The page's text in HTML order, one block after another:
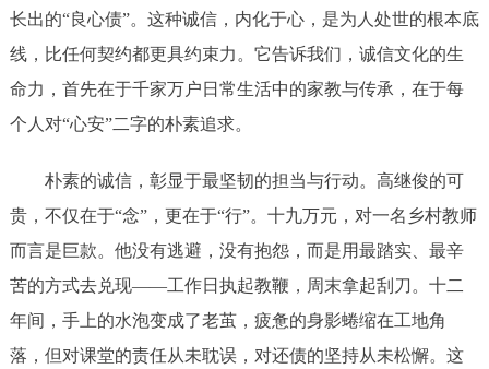
长出的“良心债”。这种诚信，内化于心，是为人处世的根本底
线，比任何契约都更具约束力。它告诉我们，诚信文化的生
命力，首先在于千家万户日常生活中的家教与传承，在于每
个人对“心安”二字的朴素追求。
朴素的诚信，彰显于最坚韧的担当与行动。高继俊的可
贵，不仅在于“念”，更在于“行”。十九万元，对一名乡村教师
而言是巨款。他没有逃避，没有抱怨，而是用最踏实、最辛
苦的方式去兑现——工作日执起教鞭，周末拿起刮刀。十二
年间，手上的水泡变成了老茧，疲惫的身影蜷缩在工地角
落，但对课堂的责任从未耽误，对还债的坚持从未松懈。这